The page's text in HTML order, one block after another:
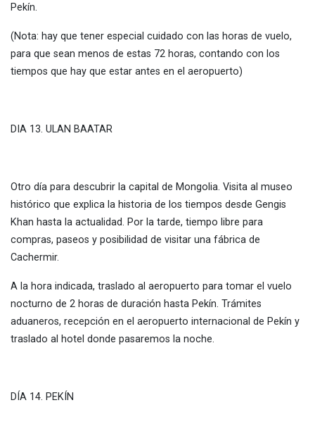
Pekín.
(Nota: hay que tener especial cuidado con las horas de vuelo,
para que sean menos de estas 72 horas, contando con los
tiempos que hay que estar antes en el aeropuerto)
DIA 13. ULAN BAATAR
Otro día para descubrir la capital de Mongolia. Visita al museo
histórico que explica la historia de los tiempos desde Gengis
Khan hasta la actualidad. Por la tarde, tiempo libre para
compras, paseos y posibilidad de visitar una fábrica de
Cachermir.
A la hora indicada, traslado al aeropuerto para tomar el vuelo
nocturno de 2 horas de duración hasta Pekín. Trámites
aduaneros, recepción en el aeropuerto internacional de Pekín y
traslado al hotel donde pasaremos la noche.
DÍA 14. PEKÍN